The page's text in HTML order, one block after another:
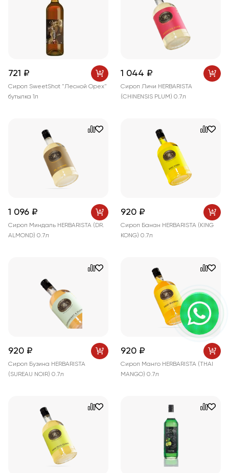
721 ₽
Сироп SweetShot "Лесной Орех"
бутылка 1л
1 044 ₽
Сироп Личи HERBARISTA
(CHINENSIS PLUM) 0.7л
1 096 ₽
Сироп Миндаль HERBARISTA (DR.
ALMOND) 0.7л
920 ₽
Сироп Банан HERBARISTA (KING
KONG) 0.7л
920 ₽
Сироп Бузина HERBARISTA
(SUREAU NOIR) 0.7л
920 ₽
Сироп Манго HERBARISTA (THAI
MANGO) 0.7л